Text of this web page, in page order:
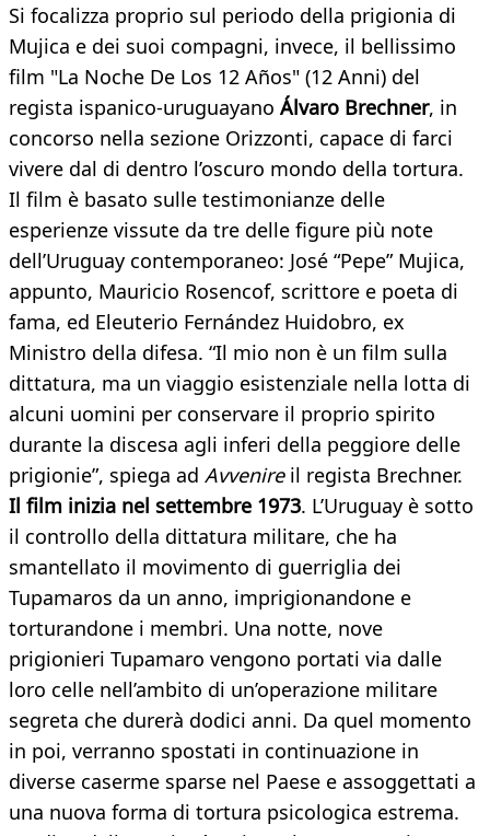
Si focalizza proprio sul periodo della prigionia di
Mujica e dei suoi compagni, invece, il bellissimo
film "La Noche De Los 12 Años" (12 Anni) del
regista ispanico-uruguayano Álvaro Brechner, in
concorso nella sezione Orizzonti, capace di farci
vivere dal di dentro l’oscuro mondo della tortura.
Il film è basato sulle testimonianze delle
esperienze vissute da tre delle figure più note
dell’Uruguay contemporaneo: José “Pepe” Mujica,
appunto, Mauricio Rosencof, scrittore e poeta di
fama, ed Eleuterio Fernández Huidobro, ex
Ministro della difesa. “Il mio non è un film sulla
dittatura, ma un viaggio esistenziale nella lotta di
alcuni uomini per conservare il proprio spirito
durante la discesa agli inferi della peggiore delle
prigionie”, spiega ad Avvenire il regista Brechner.
Il film inizia nel settembre 1973. L’Uruguay è sotto
il controllo della dittatura militare, che ha
smantellato il movimento di guerriglia dei
Tupamaros da un anno, imprigionandone e
torturandone i membri. Una notte, nove
prigionieri Tupamaro vengono portati via dalle
loro celle nell’ambito di un’operazione militare
segreta che durerà dodici anni. Da quel momento
in poi, verranno spostati in continuazione in
diverse caserme sparse nel Paese e assoggettati a
una nuova forma di tortura psicologica estrema.